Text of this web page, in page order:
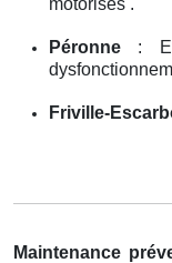
Péronne :
Friville-
Maintenance